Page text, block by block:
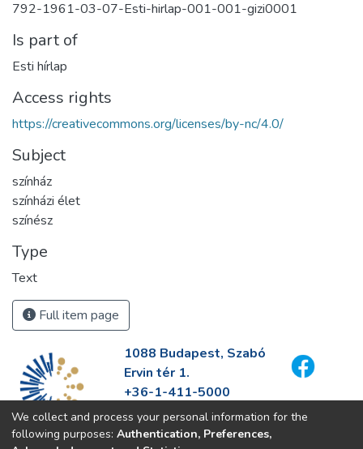
792-1961-03-07-Esti-hirlap-001-001-gizi0001
Is part of
Esti hírlap
Access rights
https://creativecommons.org/licenses/by-nc/4.0/
Subject
színház
színházi élet
színész
Type
Text
Full item page
1088 Budapest, Szabó
Ervin tér 1.
+36-1-411-5000
info@fszek.hu
https://fszek.hu
We collect and process your personal information for the
following purposes: Authentication, Preferences,